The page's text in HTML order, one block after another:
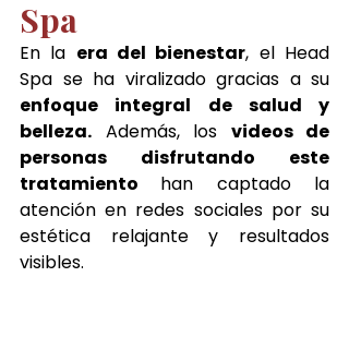
Spa
En la era del bienestar, el Head
enfoque integral de salud y
belleza. Además, los videos de
personas disfrutando este
tratamiento han captado la
atención en redes sociales por su
estética relajante y resultados
visibles.